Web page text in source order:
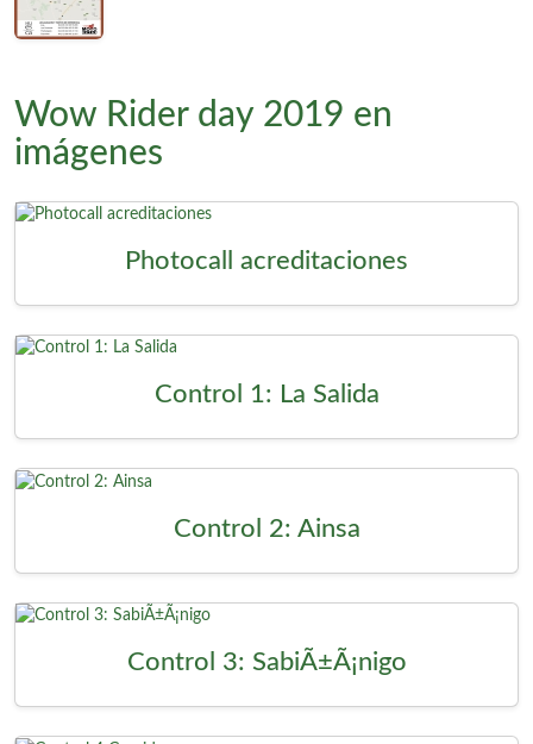
Wow Rider day 2019 en
imágenes
Photocall acreditaciones
Control 1: La Salida
Control 2: Ainsa
Control 3: SabiÃ±Ã¡nigo